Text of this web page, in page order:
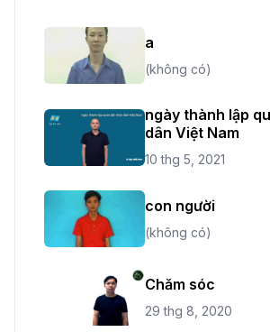
a
(không có)
ngày thành lập
dân Việt Nam
10 thg 5, 2021
con người
(không có)
Chăm sóc
29 thg 8, 2020